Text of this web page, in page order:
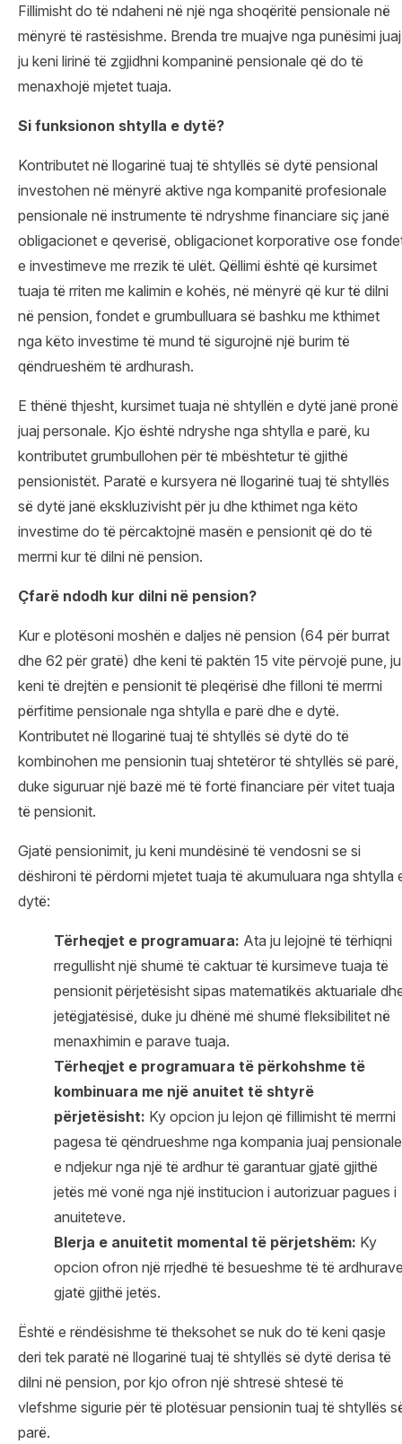
Fillimisht do të ndaheni në një nga shoqëritë pensionale në
mënyrë të rastësishme. Brenda tre muajve nga punësimi
ju keni lirinë të zgjidhni kompaninë pensionale që do të
menaxhojë mjetet tuaja.
Si funksionon shtylla e dytë?
Kontributet në llogarinë tuaj të shtyllës së dytë pensional
investohen në mënyrë aktive nga kompanitë profesionale
pensionale në instrumente të ndryshme financiare siç janë
obligacionet e qeverisë, obligacionet korporative ose
e investimeve me rrezik të ulët. Qëllimi është që kursimet
tuaja të rriten me kalimin e kohës, në mënyrë që kur të dilni
në pension, fondet e grumbulluara së bashku me kthimet
nga këto investime të mund të sigurojnë një burim të
qëndrueshëm të ardhurash.
E thënë thjesht, kursimet tuaja në shtyllën e dytë janë pronë
juaj personale. Kjo është ndryshe nga shtylla e parë, ku
kontributet grumbullohen për të mbështetur të gjithë
pensionistët. Paratë e kursyera në llogarinë tuaj të shtyllës
së dytë janë ekskluzivisht për ju dhe kthimet nga këto
investime do të përcaktojnë masën e pensionit që do të
merrni kur të dilni në pension.
Çfarë ndodh kur dilni në pension?
Kur e plotësoni moshën e daljes në pension (64 për burrat
dhe 62 për gratë) dhe keni të paktën 15 vite përvojë pune, ju
keni të drejtën e pensionit të pleqërisë dhe filloni të merrni
përfitime pensionale nga shtylla e parë dhe e dytë.
Kontributet në llogarinë tuaj të shtyllës së dytë do të
kombinohen me pensionin tuaj shtetëror të shtyllës së parë,
duke siguruar një bazë më të fortë financiare për vitet tuaja
të pensionit.
Gjatë pensionimit, ju keni mundësinë të vendosni se si
dëshironi të përdorni mjetet tuaja të akumuluara nga shtylla
dytë:
Tërheqjet e programuara: Ata ju lejojnë të tërhiqni
rregullisht një shumë të caktuar të kursimeve tuaja të
pensionit përjetësisht sipas matematikës aktuariale
jetëgjatësisë, duke ju dhënë më shumë fleksibilitet në
menaxhimin e parave tuaja.
Tërheqjet e programuara të përkohshme të
kombinuara me një anuitet të shtyrë
përjetësisht: Ky opcion ju lejon që fillimisht të merrni
pagesa të qëndrueshme nga kompania juaj
e ndjekur nga një të ardhur të garantuar gjatë gjithë
jetës më vonë nga një institucion i autorizuar pagues i
anuiteteve.
Blerja e anuitetit momental të përjetshëm: Ky
opcion ofron një rrjedhë të besueshme të të
gjatë gjithë jetës.
Është e rëndësishme të theksohet se nuk do të keni qasje
deri tek paratë në llogarinë tuaj të shtyllës së dytë derisa të
dilni në pension, por kjo ofron një shtresë shtesë të
vlefshme sigurie për të plotësuar pensionin tuaj të shtyllës
parë.